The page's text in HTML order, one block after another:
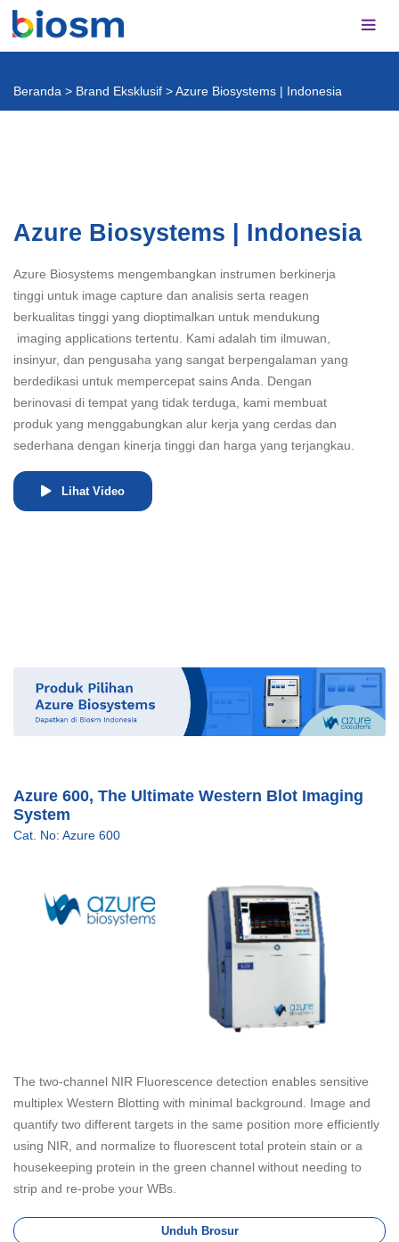
Beranda > Brand Eksklusif >Azure Biosystems | Indonesia
Azure Biosystems | Indonesia
Azure Biosystems mengembangkan instrumen berkinerja
tinggi untuk image capture dan analisis serta reagen
berkualitas tinggi yang dioptimalkan untuk mendukung
imaging applications tertentu.​ Kami adalah tim ilmuwan,
insinyur, dan pengusaha yang sangat berpengalaman yang
berdedikasi untuk mempercepat sains Anda. Dengan
berinovasi di tempat yang tidak terduga, kami membuat
produk yang menggabungkan alur kerja yang cerdas dan
sederhana dengan kinerja tinggi dan harga yang terjangkau.
Lihat Video
Azure 600, The Ultimate Western Blot Imaging
System
Cat. No: Azure 600
The two-channel NIR Fluorescence detection enables sensitive
multiplex Western Blotting with minimal background. Image and
quantify two different targets in the same position more efficiently
using NIR, and normalize to fluorescent total protein stain or a
housekeeping protein in the green channel without needing to
strip and re-probe your WBs.
Unduh Brosur